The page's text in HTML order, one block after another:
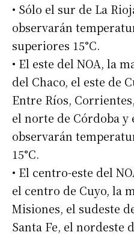
• Sólo el sur de La
observarán
superiores 15°C.
• El este del NOA, la
del Chaco, el este de
Entre Ríos,
el norte de Córdoba y
observarán
15°C.
• El centro-este del
el centro de Cuyo, la
Misiones, el sudeste
Santa Fe, el nordeste